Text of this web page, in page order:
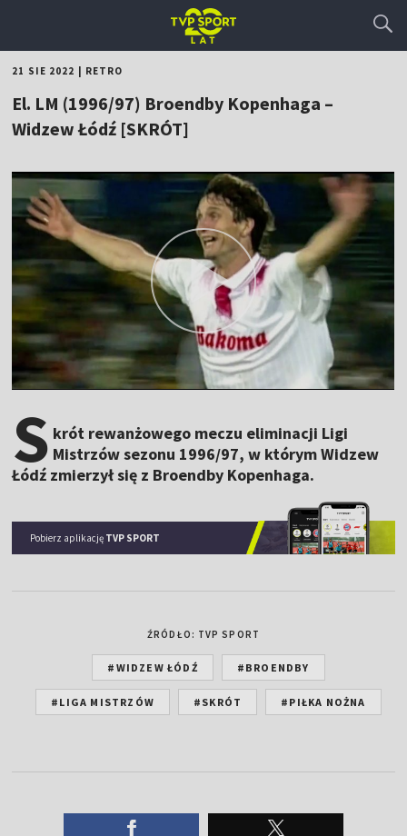
21 SIE 2022 RETRO
El. LM (1996/97) Broendby Kopenhaga –
Widzew Łódź [SKRÓT]
S krót rewanżowego meczu eliminacji Ligi
Mistrzów sezonu 1996/97, w którym Widzew
Łódź zmierzył się z Broendby Kopenhaga.
Pobierz aplikację TVP SPORT
ŹRÓDŁO: TVP SPORT
#WIDZEW ŁÓDŹ #BROENDBY
#LIGA MISTRZÓW #SKRÓT #PIŁKA NOŻNA